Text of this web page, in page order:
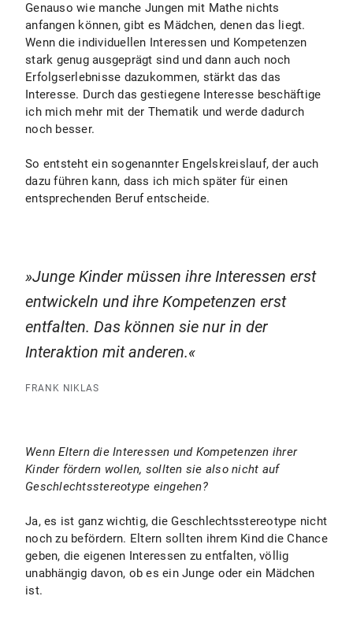
Genauso wie manche Jungen mit Mathe nichts
anfangen können, gibt es Mädchen, denen das liegt.
Wenn die individuellen Interessen und Kompetenzen
stark genug ausgeprägt sind und dann auch noch
Erfolgserlebnisse dazukommen, stärkt das das
Interesse. Durch das gestiegene Interesse beschäftige
ich mich mehr mit der Thematik und werde dadurch
noch besser.
So entsteht ein sogenannter Engelskreislauf, der auch
dazu führen kann, dass ich mich später für einen
entsprechenden Beruf entscheide.
Junge Kinder müssen ihre Interessen erst
entwickeln und ihre Kompetenzen erst
entfalten. Das können sie nur in der
Interaktion mit anderen.
FRANK NIKLAS
Wenn Eltern die Interessen und Kompetenzen ihrer
Kinder fördern wollen, sollten sie also nicht auf
Geschlechtsstereotype eingehen?
Ja, es ist ganz wichtig, die Geschlechtsstereotype nicht
noch zu befördern. Eltern sollten ihrem Kind die Chance
geben, die eigenen Interessen zu entfalten, völlig
unabhängig davon, ob es ein Junge oder ein Mädchen
ist.